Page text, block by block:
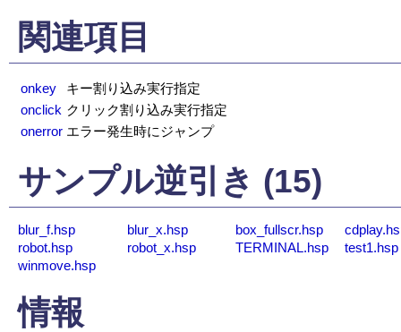
関連項目
onkey
キー割り込み実行指定
onclick クリック割り込み実行指定
onerror エラー発生時にジャンプ
サンプル逆引き (15)
blur_f.hsp blur_x.hsp box_fullscr.hsp
robot.hsp
robot_x.hsp TERMINAL.hsp
test1.hsp
winmove.hsp
情報